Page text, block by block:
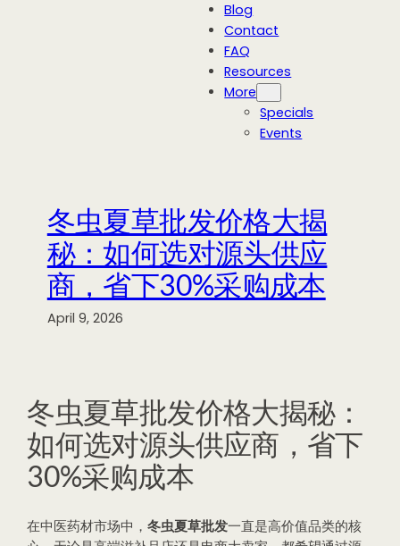
Blog
Contact
FAQ
Resources
More
Specials
Events
冬虫夏草批发价格大揭
秘：如何选对源头供应
商，省下30%采购成本
April 9, 2026
冬虫夏草批发价格大揭秘：
如何选对源头供应商，省下
30%采购成本
在中医药材市场中，冬虫夏草批发一直是高价值品类的核